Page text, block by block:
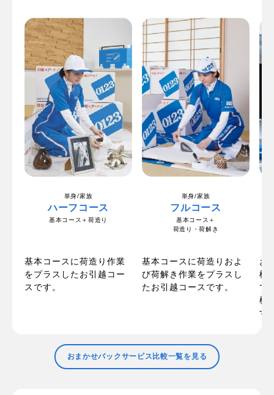
単身/家族
ハーフコース
基本コース＋荷造り
基本コースに荷造り作業
をプラスしたお引越コー
スです。
単身/家族
フルコース
基本コース＋
荷造り・荷解き
基本コースに荷造りおよ
び荷解き作業をプラスし
たお引越コースです。
お
梱
で
標
す
おまかせパックサービス比較一覧を見る